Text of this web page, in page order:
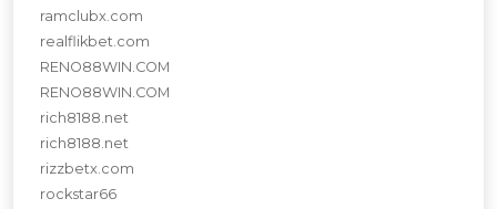
ramclubx.com
realflikbet.com
RENO88WIN.COM
RENO88WIN.COM
rich8188.net
rich8188.net
rizzbetx.com
rockstar66